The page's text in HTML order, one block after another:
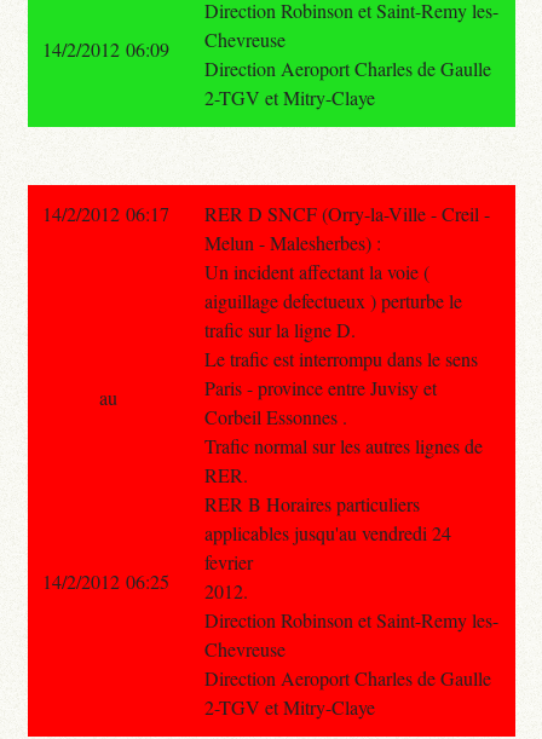
Direction Robinson et Saint-Remy les-
Chevreuse
Direction Aeroport Charles de Gaulle
2-TGV et Mitry-Claye
14/2/2012 06:09
14/2/2012 06:17
RER D SNCF (Orry-la-Ville - Creil -
Melun - Malesherbes) :
Un incident affectant la voie (
aiguillage defectueux ) perturbe le
trafic sur la ligne D.
Le trafic est interrompu dans le sens
Paris - province entre Juvisy et
Corbeil Essonnes .
Trafic normal sur les autres lignes de
RER.
RER B Horaires particuliers
applicables jusqu'au vendredi 24
fevrier
2012.
Direction Robinson et Saint-Remy les-
Chevreuse
Direction Aeroport Charles de Gaulle
2-TGV et Mitry-Claye
au
14/2/2012 06:25